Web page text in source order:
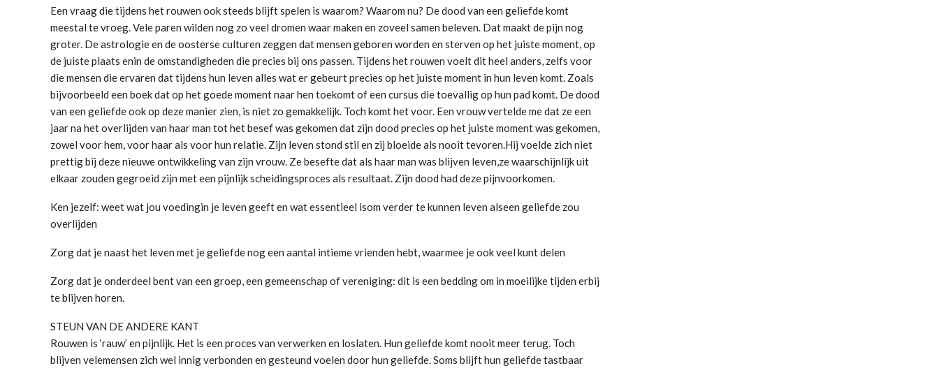
Een vraag die tijdens het rouwen ook steeds blijft spelen is waarom? Waarom nu? De dood van een geliefde komt
meestal te vroeg. Vele paren wilden nog zo veel dromen waar maken en zoveel samen beleven. Dat maakt de pijn nog
groter. De astrologie en de oosterse culturen zeggen dat mensen geboren worden en sterven op het juiste moment, op
de juiste plaats enin de omstandigheden die precies bij ons passen. Tijdens het rouwen voelt dit heel anders, zelfs voor
die mensen die ervaren dat tijdens hun leven alles wat er gebeurt precies op het juiste moment in hun leven komt. Zoals
bijvoorbeeld een boek dat op het goede moment naar hen toekomt of een cursus die toevallig op hun pad komt. De dood
van een geliefde ook op deze manier zien, is niet zo gemakkelijk. Toch komt het voor. Een vrouw vertelde me dat ze een
jaar na het overlijden van haar man tot het besef was gekomen dat zijn dood precies op het juiste moment was gekomen,
zowel voor hem, voor haar als voor hun relatie. Zijn leven stond stil en zij bloeide als nooit tevoren.Hij voelde zich niet
prettig bij deze nieuwe ontwikkeling van zijn vrouw. Ze besefte dat als haar man was blijven leven,ze waarschijnlijk uit
elkaar zouden gegroeid zijn met een pijnlijk scheidingsproces als resultaat. Zijn dood had deze pijnvoorkomen.
Ken jezelf: weet wat jou voedingin je leven geeft en wat essentieel isom verder te kunnen leven alseen geliefde zou
overlijden
Zorg dat je naast het leven met je geliefde nog een aantal intieme vrienden hebt, waarmee je ook veel kunt delen
Zorg dat je onderdeel bent van een groep, een gemeenschap of vereniging: dit is een bedding om in moeilijke tijden erbij
te blijven horen.
STEUN VAN DE ANDERE KANT
Rouwen is ‘rauw’ en pijnlijk. Het is een proces van verwerken en loslaten. Hun geliefde komt nooit meer terug. Toch
blijven velemensen zich wel innig verbonden en gesteund voelen door hun geliefde. Soms blijft hun geliefde tastbaar